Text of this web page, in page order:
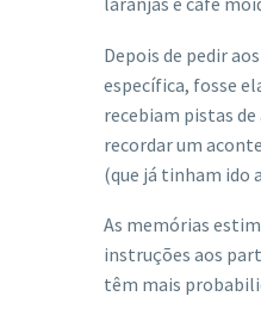
Depois de pedir
específica, fosse
recebiam pistas
recordar um
(que já tinham ido
As memórias
instruções aos
têm mais